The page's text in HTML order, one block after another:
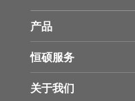
产品
恒硕服务
关于我们